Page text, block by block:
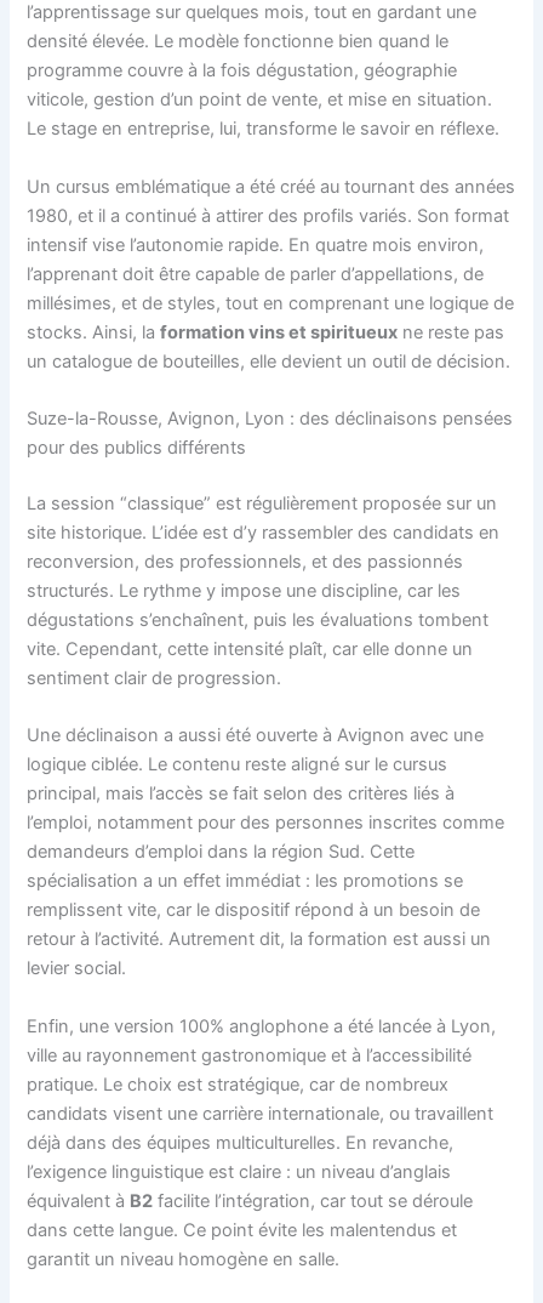
l’apprentissage sur quelques mois, tout en gardant une
densité élevée. Le modèle fonctionne bien quand le
programme couvre à la fois dégustation, géographie
viticole, gestion d’un point de vente, et mise en situation.
Le stage en entreprise, lui, transforme le savoir en réflexe.
Un cursus emblématique a été créé au tournant des années
1980, et il a continué à attirer des profils variés. Son format
intensif vise l’autonomie rapide. En quatre mois environ,
l’apprenant doit être capable de parler d’appellations, de
millésimes, et de styles, tout en comprenant une logique de
stocks. Ainsi, laformation vins et spiritueux ne reste pas
un catalogue de bouteilles, elle devient un outil de décision.
Suze-la-Rousse, Avignon, Lyon : des déclinaisons pensées
pour des publics différents
La session “classique” est régulièrement proposée sur un
site historique. L’idée est d’y rassembler des candidats en
reconversion, des professionnels, et des passionnés
structurés. Le rythme y impose une discipline, car les
dégustations s’enchaînent, puis les évaluations tombent
vite. Cependant, cette intensité plaît, car elle donne un
sentiment clair de progression.
Une déclinaison a aussi été ouverte à Avignon avec une
logique ciblée. Le contenu reste aligné sur le cursus
principal, mais l’accès se fait selon des critères liés à
l’emploi, notamment pour des personnes inscrites comme
demandeurs d’emploi dans la région Sud. Cette
spécialisation a un effet immédiat : les promotions se
remplissent vite, car le dispositif répond à un besoin de
retour à l’activité. Autrement dit, la formation est aussi un
levier social.
Enfin, une version 100% anglophone a été lancée à Lyon,
ville au rayonnement gastronomique et à l’accessibilité
pratique. Le choix est stratégique, car de nombreux
candidats visent une carrière internationale, ou travaillent
déjà dans des équipes multiculturelles. En revanche,
l’exigence linguistique est claire : un niveau d’anglais
équivalent à B2 facilite l’intégration, car tout se déroule
dans cette langue. Ce point évite les malentendus et
garantit un niveau homogène en salle.